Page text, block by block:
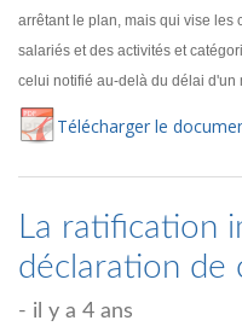
arrêtant le plan, mais qui vise les
salariés et des activités et
celui notifié au-delà du délai d'un
Télécharger le
La ratification
déclaration de
- il y a 4 ans